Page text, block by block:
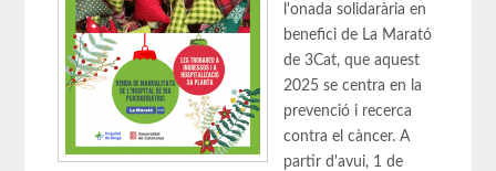
l'onada solidarària en
benefici de La Marató
de 3Cat, que aquest
2025 se centra en la
prevenció i recerca
contra el càncer. A
partir d'avui, 1 de